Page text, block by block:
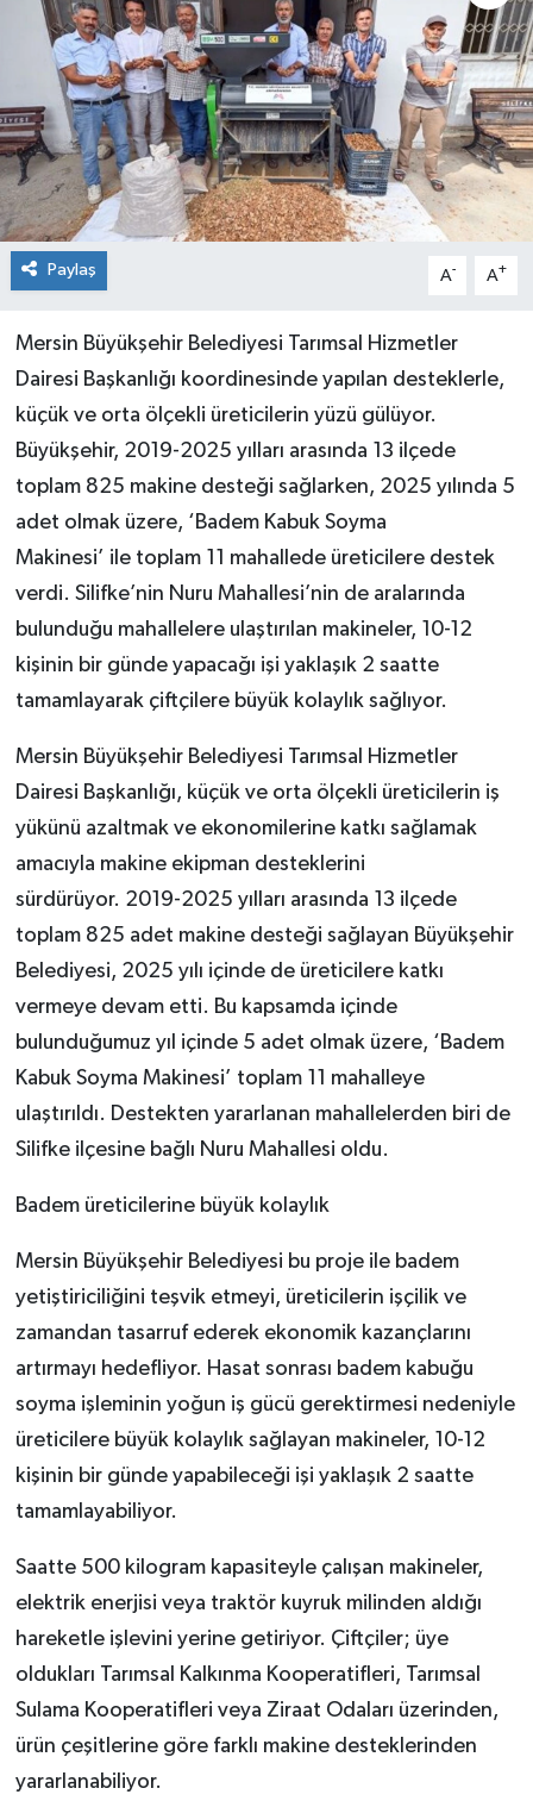
Paylaş A- A+
Mersin Büyükşehir Belediyesi Tarımsal Hizmetler
Dairesi Başkanlığı koordinesinde yapılan desteklerle,
küçük ve orta ölçekli üreticilerin yüzü gülüyor.
Büyükşehir, 2019-2025 yılları arasında 13 ilçede
toplam 825 makine desteği sağlarken, 2025 yılında 5
adet olmak üzere, ‘Badem Kabuk Soyma
Makinesi’ ile toplam 11 mahallede üreticilere destek
verdi. Silifke’nin Nuru Mahallesi’nin de aralarında
bulunduğu mahallelere ulaştırılan makineler, 10-12
kişinin bir günde yapacağı işi yaklaşık 2 saatte
tamamlayarak çiftçilere büyük kolaylık sağlıyor.
Mersin Büyükşehir Belediyesi Tarımsal Hizmetler
Dairesi Başkanlığı, küçük ve orta ölçekli üreticilerin iş
yükünü azaltmak ve ekonomilerine katkı sağlamak
amacıyla makine ekipman desteklerini
sürdürüyor. 2019-2025 yılları arasında 13 ilçede
toplam 825 adet makine desteği sağlayan Büyükşehir
Belediyesi, 2025 yılı içinde de üreticilere katkı
vermeye devam etti. Bu kapsamda içinde
bulunduğumuz yıl içinde 5 adet olmak üzere, ‘Badem
Kabuk Soyma Makinesi’ toplam 11 mahalleye
ulaştırıldı. Destekten yararlanan mahallelerden biri de
Silifke ilçesine bağlı Nuru Mahallesi oldu.
Badem üreticilerine büyük kolaylık
Mersin Büyükşehir Belediyesi bu proje ile badem
yetiştiriciliğini teşvik etmeyi, üreticilerin işçilik ve
zamandan tasarruf ederek ekonomik kazançlarını
artırmayı hedefliyor. Hasat sonrası badem kabuğu
soyma işleminin yoğun iş gücü gerektirmesi nedeniyle
üreticilere büyük kolaylık sağlayan makineler, 10-12
kişinin bir günde yapabileceği işi yaklaşık 2 saatte
tamamlayabiliyor.
Saatte 500 kilogram kapasiteyle çalışan makineler,
elektrik enerjisi veya traktör kuyruk milinden aldığı
hareketle işlevini yerine getiriyor. Çiftçiler; üye
oldukları Tarımsal Kalkınma Kooperatifleri, Tarımsal
Sulama Kooperatifleri veya Ziraat Odaları üzerinden,
ürün çeşitlerine göre farklı makine desteklerinden
yararlanabiliyor.